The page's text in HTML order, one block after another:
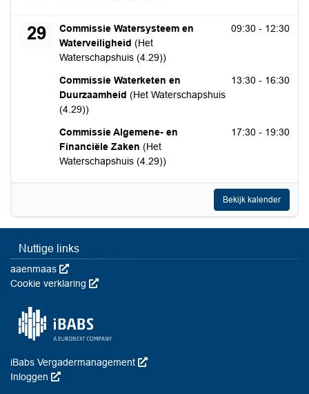
29
Commissie Watersysteem en
Waterveiligheid (Het
Waterschapshuis (4.29))
donderdag 29 oktober 2026 09:30 - 12:30
Commissie Waterketen en
Duurzaamheid (Het Waterschapshuis
(4.29))
donderdag 29 oktober 2026 13:30 - 16:30
Commissie Algemene- en
Financiële Zaken (Het
Waterschapshuis (4.29))
donderdag 29 oktober 2026 17:30 - 19:30
Bekijk kalender
Nuttige links
aaenmaas Deze link wordt in een nieuw venster geopend
Cookie verklaring Deze link wordt in een nieuw venster geopend
iBabs Vergadermanagement Deze link wordt in een nieuw venster
Inloggen Deze link wordt in een nieuw venster geopend